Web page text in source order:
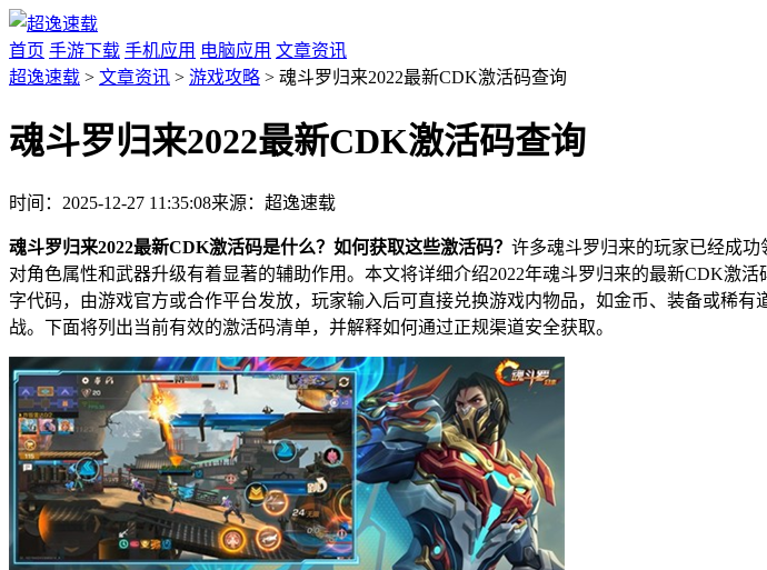
首页 手游下载 手机应用 电脑应用 文章资讯
超逸速载 > 文章资讯 > 游戏攻略 > 魂斗罗归来2022最新CDK激活码查询
魂斗罗归来2022最新CDK激活码查询
时间：2025-12-27 11:35:08来源：超逸速载
魂斗罗归来2022最新CDK激活码是什么？如何获取这些激活码？ 许多魂斗罗归来的玩家已经成
对角色属性和武器升级有着显著的辅助作用。本文将详细介绍2022年魂斗罗归来的最新CDK激
字代码，由游戏官方或合作平台发放，玩家输入后可直接兑换游戏内物品，如金币、装备或稀
战。下面将列出当前有效的激活码清单，并解释如何通过正规渠道安全获取。